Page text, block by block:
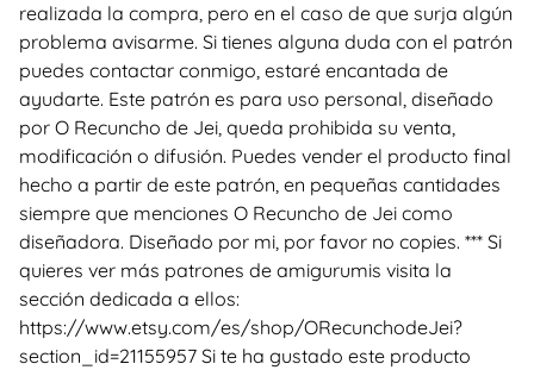
realizada la compra, pero en el caso de que surja algún
problema avisarme. Si tienes alguna duda con el patrón
puedes contactar conmigo, estaré encantada de
ayudarte. Este patrón es para uso personal, diseñado
por O Recuncho de Jei, queda prohibida su venta,
modificación o difusión. Puedes vender el producto final
hecho a partir de este patrón, en pequeñas cantidades
siempre que menciones O Recuncho de Jei como
diseñadora. Diseñado por mi, por favor no copies. *** Si
quieres ver más patrones de amigurumis visita la
sección dedicada a ellos:
https://www.etsy.com/es/shop/ORecunchodeJei?
section_id=21155957 Si te ha gustado este producto